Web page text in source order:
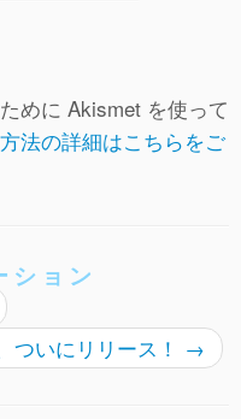
めに Akismet を使って
法の詳細はこちらをご
ション
ついにリリース！ →